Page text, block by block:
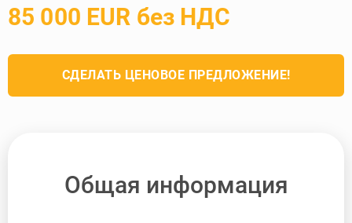
85 000 EUR без НДС
СДЕЛАТЬ ЦЕНОВОЕ ПРЕДЛОЖЕНИЕ!
Общая информация